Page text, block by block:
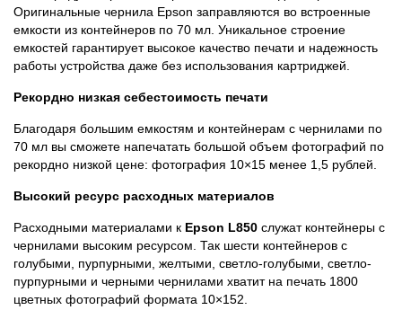
Оригинальные чернила Epson заправляются во встроенные
емкости из контейнеров по 70 мл. Уникальное строение
емкостей гарантирует высокое качество печати и надежность
работы устройства даже без использования картриджей.
Рекордно низкая себестоимость печати
Благодаря большим емкостям и контейнерам с чернилами по
70 мл вы сможете напечатать большой объем фотографий по
рекордно низкой цене: фотография 10×15 менее 1,5 рублей.
Высокий ресурс расходных материалов
Расходными материалами к Epson L850 служат контейнеры с
чернилами высоким ресурсом. Так шести контейнеров с
голубыми, пурпурными, желтыми, светло-голубыми, светло-
пурпурными и черными чернилами хватит на печать 1800
цветных фотографий формата 10×152.